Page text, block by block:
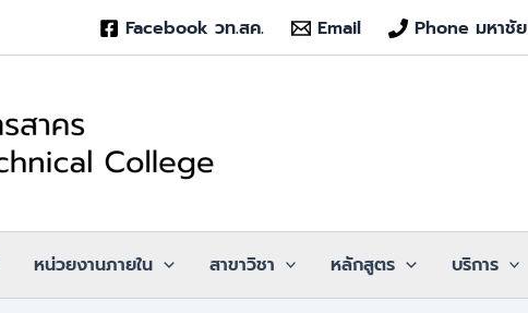
Facebook วท.สค. Email Phone มหาชัย
หน่วยงานภายใน สาขาวิชา หลักสูตร บริการ